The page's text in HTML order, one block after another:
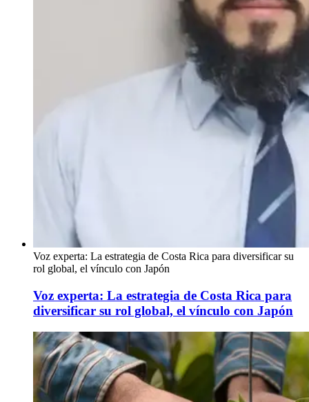
Voz experta: La estrategia de Costa Rica para diversificar su
rol global, el vínculo con Japón
Voz experta: La estrategia de Costa Rica para
diversificar su rol global, el vínculo con Japón